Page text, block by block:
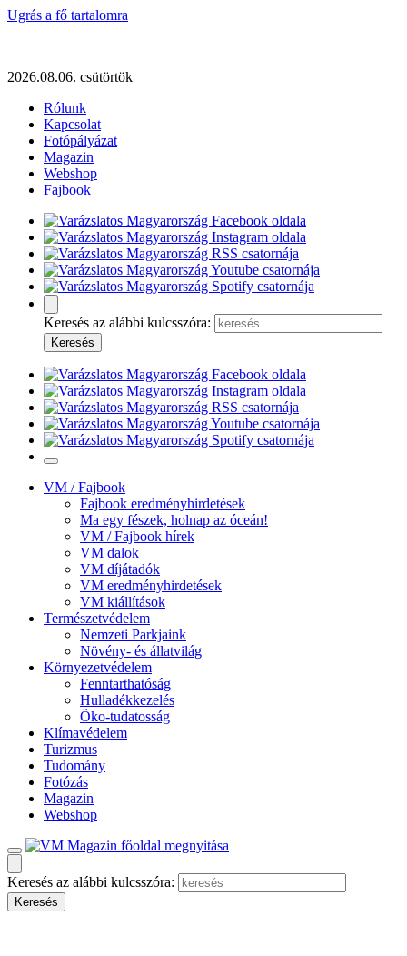
Ugrás a fő tartalomra
2026.08.06. csütörtök
Rólunk
Kapcsolat
Fotópályázat
Magazin
Webshop
Fajbook
Keresés az alábbi kulcsszóra:
VM / Fajbook
Fajbook eredményhirdetések
Ma egy fészek, holnap az óceán!
VM / Fajbook hírek
VM dalok
VM díjátadók
VM eredményhirdetések
VM kiállítások
Természetvédelem
Nemzeti Parkjaink
Növény- és állatvilág
Környezetvédelem
Fenntarthatóság
Hulladékkezelés
Öko-tudatosság
Klímavédelem
Turizmus
Tudomány
Fotózás
Magazin
Webshop
Keresés az alábbi kulcsszóra: